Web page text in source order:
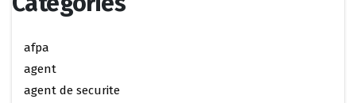
afpa
agent
agent de securite